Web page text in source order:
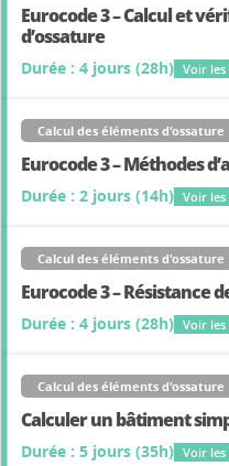
Eurocode 3 – Calcul et
d’ossature
Durée : 4 jours (28h) Voir les
Calcul des éléments d'ossature
Eurocode 3 – Méthodes
Durée : 2 jours (14h) Voir les
Calcul des éléments d'ossature
Eurocode 3 – Résistance
Durée : 4 jours (28h) Voir les
Calcul des éléments d'ossature
Calculer un bâtiment
Durée : 5 jours (35h) Voir les